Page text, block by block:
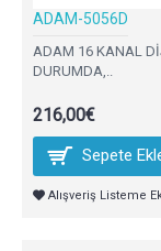
ADAM-5056D
ADAM 16 KANAL
DURUMDA,..
216,00€
Sepete
Alışveriş Listeme